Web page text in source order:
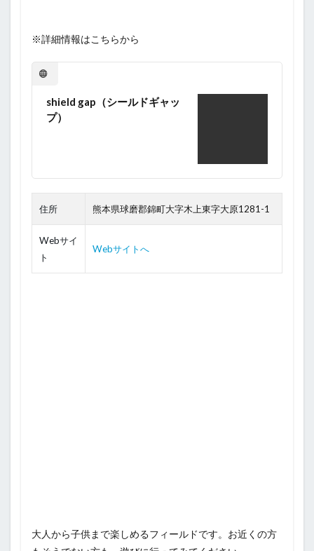
※詳細情報はこちらから
shield gap（シールドギャッ
プ）
住所 熊本県球磨郡錦町大字木上東字大原1281-1
Webサイ
ト
Webサイトへ
大人から子供まで楽しめるフィールドです。お近くの方